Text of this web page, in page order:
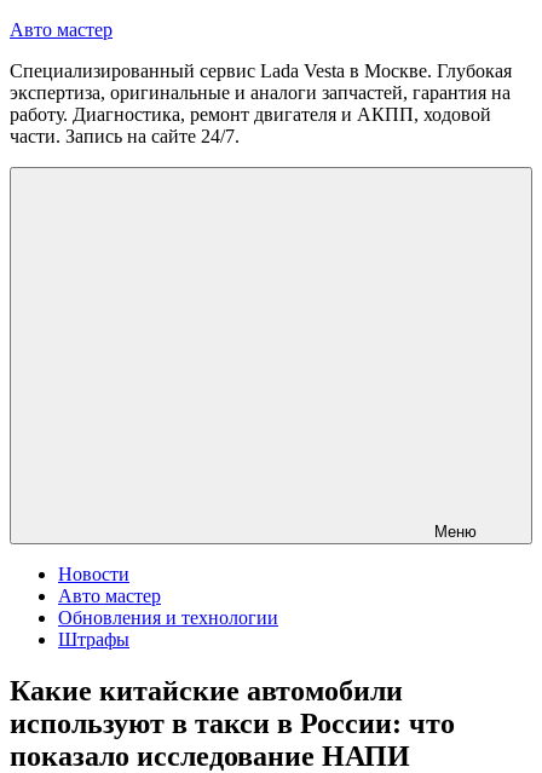
Перейти
содержимому
Авто мастер
Специализированный сервис Lada Vesta в Москве. Глубокая
экспертиза, оригинальные и аналоги запчастей, гарантия на
работу. Диагностика, ремонт двигателя и АКПП, ходовой
части. Запись на сайте 24/7.
Меню
Новости
Авто мастер
Обновления и технологии
Штрафы
Какие китайские автомобили
используют в такси в России: что
показало исследование НАПИ